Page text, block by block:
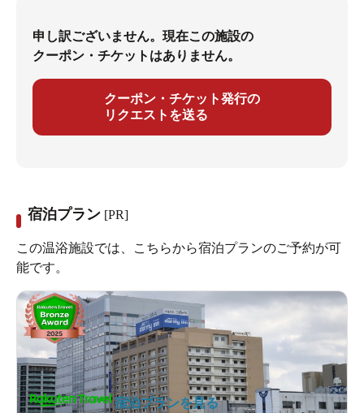
申し訳ございません。現在この施設の
クーポン・チケットはありません。
クーポン・チケット発行の
リクエストを送る
宿泊プラン [PR]
この温浴施設では、こちらから宿泊プランのご予約が可
能です。
宿泊プランを見る